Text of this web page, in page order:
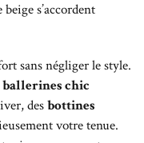
s’accordent
sans négliger le style.
ballerines chic
desbottines
votre tenue.